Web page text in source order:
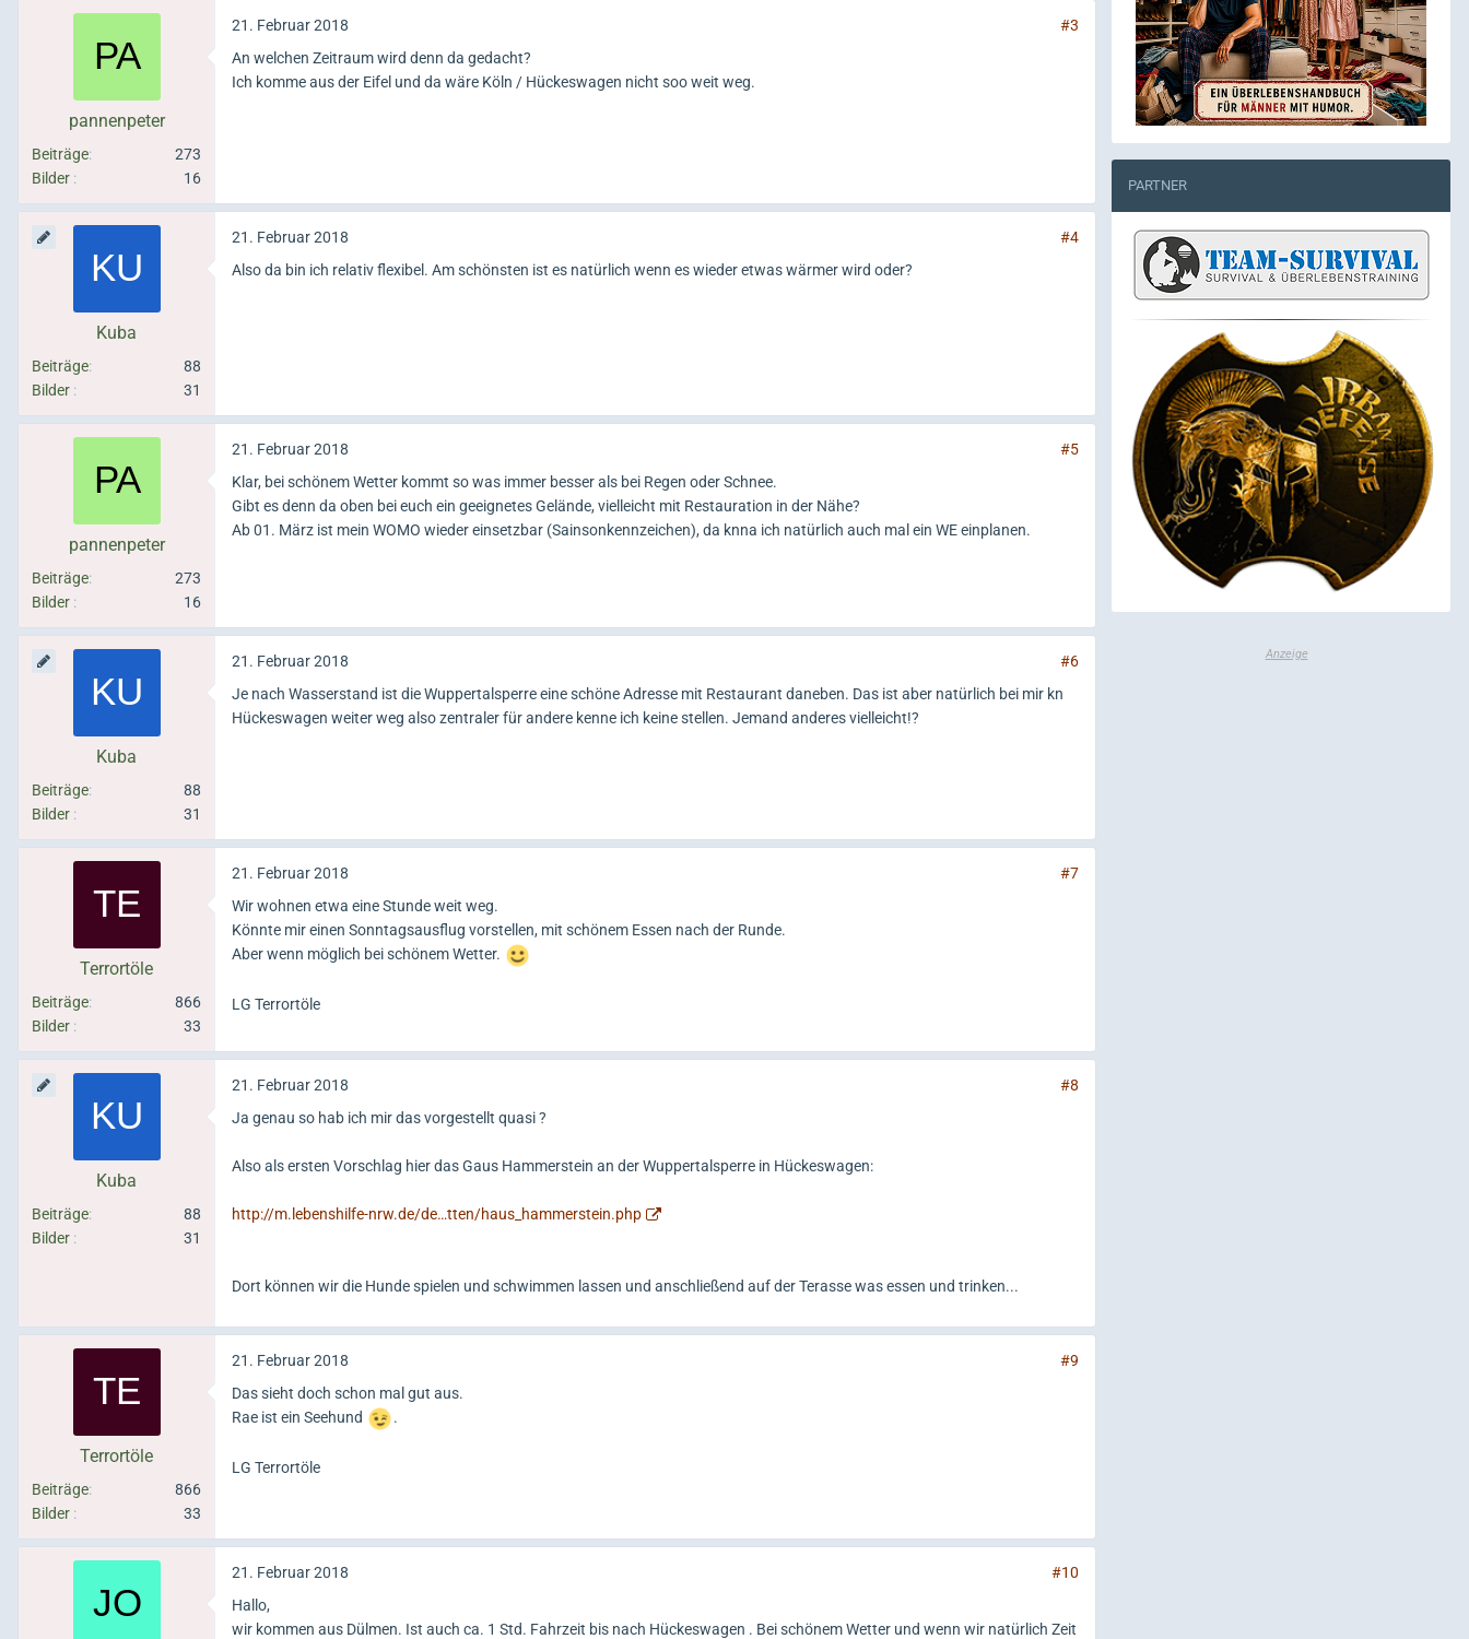
pannenpeter
Beiträge
273
Bilder
16
21. Februar 2018
#3
An welchen Zeitraum wird denn da gedacht?
Ich komme aus der Eifel und da wäre Köln / Hückeswagen nicht soo weit weg.
Kuba
Beiträge
88
Bilder
31
21. Februar 2018
#4
Also da bin ich relativ flexibel. Am schönsten ist es natürlich wenn es wieder etwas wärmer wird oder?
pannenpeter
Beiträge
273
Bilder
16
21. Februar 2018
#5
Klar, bei schönem Wetter kommt so was immer besser als bei Regen oder Schnee.
Gibt es denn da oben bei euch ein geeignetes Gelände, vielleicht mit Restauration in der Nähe?
Ab 01. März ist mein WOMO wieder einsetzbar (Sainsonkennzeichen), da knna ich natürlich auch mal ein WE einplanen.
Kuba
Beiträge
88
Bilder
31
21. Februar 2018
#6
Je nach Wasserstand ist die Wuppertalsperre eine schöne Adresse mit Restaurant daneben. Das ist aber natürlich bei mir kn
Hückeswagen weiter weg also zentraler für andere kenne ich keine stellen. Jemand anderes vielleicht!?
Terrortöle
Beiträge
866
Bilder
33
21. Februar 2018
#7
Wir wohnen etwa eine Stunde weit weg.
Könnte mir einen Sonntagsausflug vorstellen, mit schönem Essen nach der Runde.
Aber wenn möglich bei schönem Wetter.
LG Terrortöle
Kuba
Beiträge
88
Bilder
31
21. Februar 2018
#8
Ja genau so hab ich mir das vorgestellt quasi ?
Also als ersten Vorschlag hier das Gaus Hammerstein an der Wuppertalsperre in Hückeswagen:
http://m.lebenshilfe-nrw.de/de…tten/haus_hammerstein.php
Dort können wir die Hunde spielen und schwimmen lassen und anschließend auf der Terasse was essen und trinken...
Terrortöle
Beiträge
866
Bilder
33
21. Februar 2018
#9
Das sieht doch schon mal gut aus.
Rae ist ein Seehund
.
LG Terrortöle
21. Februar 2018
#10
Hallo,
wir kommen aus Dülmen. Ist auch ca. 1 Std. Fahrzeit bis nach Hückeswagen . Bei schönem Wetter und wenn wir natürlich Zeit
PARTNER